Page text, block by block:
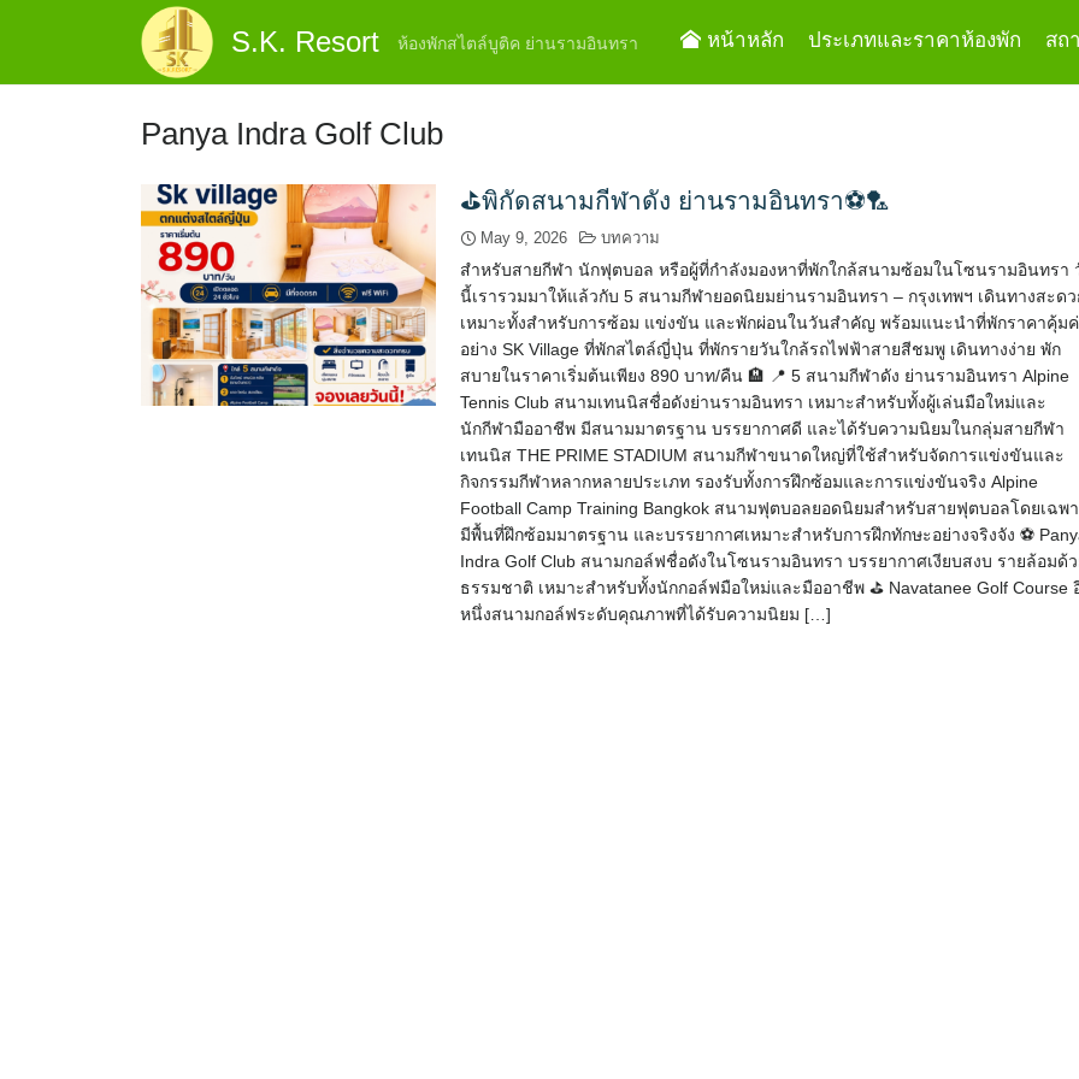
S.K. Resort ห้องพักสไตล์บูติค ย่านรามอินทรา หน้าหลัก ประเภทและราคาห้องพัก สถ
Panya Indra Golf Club
⛳พิกัดสนามกีฬาดัง ย่านรามอินทรา⚽🏸
May 9, 2026 บทความ
สำหรับสายกีฬา นักฟุตบอล หรือผู้ที่กำลังมองหาที่พักใกล้สนามซ้อมในโซนรามอินทรา
นี้เรารวมมาให้แล้วกับ 5 สนามกีฬายอดนิยมย่านรามอินทรา – กรุงเทพฯ เดินทางสะด
เหมาะทั้งสำหรับการซ้อม แข่งขัน และพักผ่อนในวันสำคัญ พร้อมแนะนำที่พักราคาคุ้ม
อย่าง SK Village ที่พักสไตล์ญี่ปุ่น ที่พักรายวันใกล้รถไฟฟ้าสายสีชมพู เดินทางง่าย พัก
สบายในราคาเริ่มต้นเพียง 890 บาท/คืน 🏨 📍 5 สนามกีฬาดัง ย่านรามอินทรา Alpine
Tennis Club สนามเทนนิสชื่อดังย่านรามอินทรา เหมาะสำหรับทั้งผู้เล่นมือใหม่และ
นักกีฬามืออาชีพ มีสนามมาตรฐาน บรรยากาศดี และได้รับความนิยมในกลุ่มสายกีฬา
เทนนิส THE PRIME STADIUM สนามกีฬาขนาดใหญ่ที่ใช้สำหรับจัดการแข่งขันและ
กิจกรรมกีฬาหลากหลายประเภท รองรับทั้งการฝึกซ้อมและการแข่งขันจริง Alpine
Football Camp Training Bangkok สนามฟุตบอลยอดนิยมสำหรับสายฟุตบอลโดยเฉพ
มีพื้นที่ฝึกซ้อมมาตรฐาน และบรรยากาศเหมาะสำหรับการฝึกทักษะอย่างจริงจัง ⚽
Indra Golf Club สนามกอล์ฟชื่อดังในโซนรามอินทรา บรรยากาศเงียบสงบ รายล้อมด้
ธรรมชาติ เหมาะสำหรับทั้งนักกอล์ฟมือใหม่และมืออาชีพ ⛳ Navatanee Golf Course
หนึ่งสนามกอล์ฟระดับคุณภาพที่ได้รับความนิยม […]